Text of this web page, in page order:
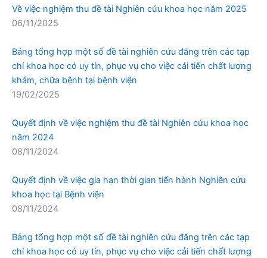
Về việc nghiệm thu đề tài Nghiên cứu khoa học năm 2025
06/11/2025
Bảng tổng hợp một số đề tài nghiên cứu đăng trên các tạp
chí khoa học có uy tín, phục vụ cho việc cải tiến chất lượng
khám, chữa bệnh tại bệnh viện
19/02/2025
Quyết định về việc nghiệm thu đề tài Nghiên cứu khoa học
năm 2024
08/11/2024
Quyết định về việc gia hạn thời gian tiến hành Nghiên cứu
khoa học tại Bệnh viện
08/11/2024
Bảng tổng hợp một số đề tài nghiên cứu đăng trên các tạp
chí khoa học có uy tín, phục vụ cho việc cải tiến chất lượng